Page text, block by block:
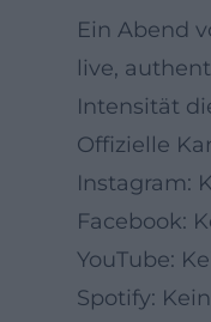
Ein Abend
live,
Intensität
Offizielle
Instagram:
Facebook:
YouTube:
Spotify: